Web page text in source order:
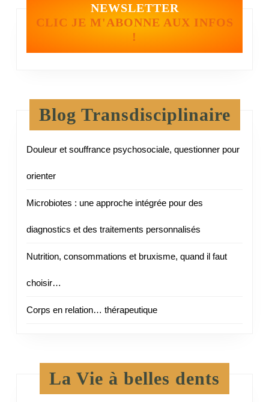
NEWSLETTER
CLIC JE M'ABONNE AUX INFOS
!
Blog Transdisciplinaire
Douleur et souffrance psychosociale, questionner pour
orienter
Microbiotes : une approche intégrée pour des
diagnostics et des traitements personnalisés
Nutrition, consommations et bruxisme, quand il faut
choisir…
Corps en relation… thérapeutique
La Vie à belles dents